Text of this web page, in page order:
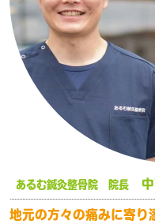
あるむ鍼灸整骨院 院長
中
地元の方々の痛みに寄り